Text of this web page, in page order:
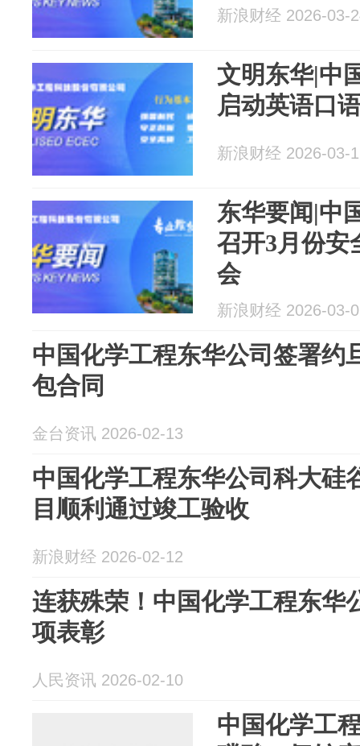
新浪财经 2026-03-
文明东华|中
启动英语口
新浪财经 2026-03-
东华要闻|中
召开3月份安
会
新浪财经 2026-03-
中国化学工程东华公司签署约
包合同
金台资讯 2026-02-13
中国化学工程东华公司科大硅
目顺利通过竣工验收
新浪财经 2026-02-12
连获殊荣！中国化学工程东华
项表彰
人民资讯 2026-02-10
中国化学工